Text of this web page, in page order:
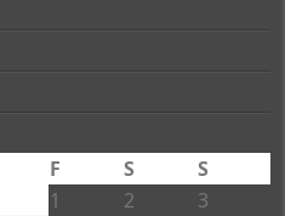
F S
S
1
2 3